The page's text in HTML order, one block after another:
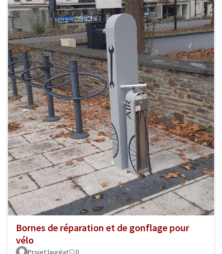
Bornes de réparation et de gonflage pour
vélo
Projet lauréat 0